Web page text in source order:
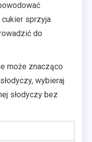
cukier sprzyja
do
może znacząco
wybieraj
słodyczy bez